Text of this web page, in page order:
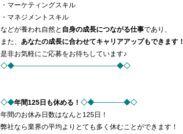
・マーケティングスキル
・マネジメントスキル
などが養われ自然と 自身の成長につながる仕事であり、
また、 あなたの成長に合わせてキャリアアップもできます！
是非お気軽にご応募をお待ちしています♪
◇◆─────────────────────◆◇
◇◆年間125日も休める！ ◇◆──────◆◇
年間のお休み日数はなんと125日！
弊社なら業界の平均よりとても多く休むことができます！